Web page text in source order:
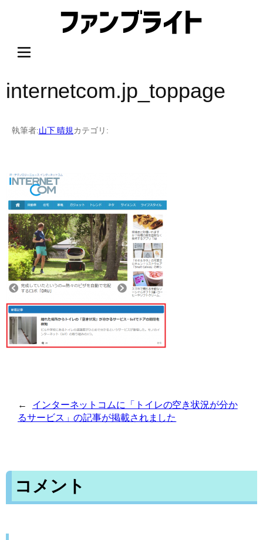
プ
internetcom.jp_toppage
執筆者:山下 晴規 カテゴリ:
←
インターネットコムに「トイレの空き状況が分か
るサービス」の記事が掲載されました
コメント